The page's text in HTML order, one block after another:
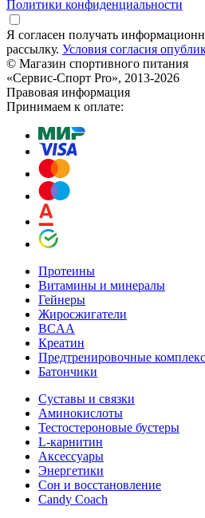
Политики конфиденциальности
Я согласен получать
рассылку. Условия согласия
© Магазин спортивного питания
«Сервис-Спорт Pro», 2013-2026
Правовая информация
Принимаем к оплате:
Протеины
Витамины и минералы
Гейнеры
Жиросжигатели
BCAA
Креатин
Предтренировочные
Батончики
Суставы и связки
Аминокислоты
Тестостероновые бустеры
L-карнитин
Аксессуары
Энергетики
Сон и восстановление
Candy Coach